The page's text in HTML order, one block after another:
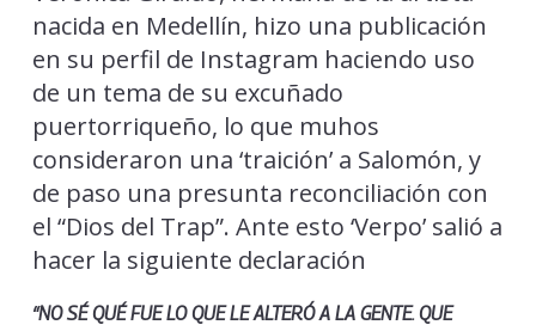
nacida en Medellín, hizo una publicación
en su perfil de Instagram haciendo uso
de un tema de su excuñado
puertorriqueño, lo que muhos
consideraron una ‘traición’ a Salomón, y
de paso una presunta reconciliación con
el “Dios del Trap”. Ante esto ‘Verpo’ salió a
hacer la siguiente declaración
“NO SÉ QUÉ FUE LO QUE LE ALTERÓ A LA GENTE. QUE